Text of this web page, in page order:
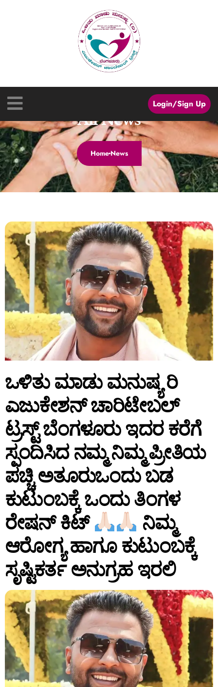
Login/Sign Up
All News
HomeNews
ಒಳಿತು ಮಾಡು ಮನುಷ್ಯ ರಿ
ಎಜುಕೇಶನ್ ಚಾರಿಟೇಬಲ್
ಟ್ರಸ್ಟ್ ಬೆಂಗಳೂರು ಇದರ ಕರೆಗೆ
ಸ್ಪಂದಿಸಿದ ನಮ್ಮ ನಿಮ್ಮ ಪ್ರೀತಿಯ
ಪಚ್ಚಿ ಅತೂರುಒಂದು ಬಡ
ಕುಟುಂಬಕ್ಕೆ ಒಂದು ತಿಂಗಳ
ರೇಷನ್ ಕಿಟ್
ನಿಮ್ಮ
ಆರೋಗ್ಯ ಹಾಗೂ ಕುಟುಂಬಕ್ಕೆ
ಸೃಷ್ಟಿಕರ್ತ ಅನುಗ್ರಹ ಇರಲಿ